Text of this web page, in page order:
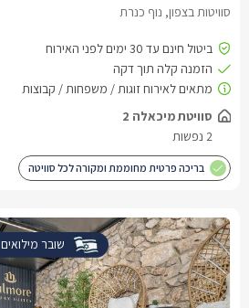
סוויטות בצפון, נוף כנרת
סוויטת מיכאלה 2
2 נפשות
בריכה פרטית מחוממת ומקורה לכל סוויטה
שובר מילואים